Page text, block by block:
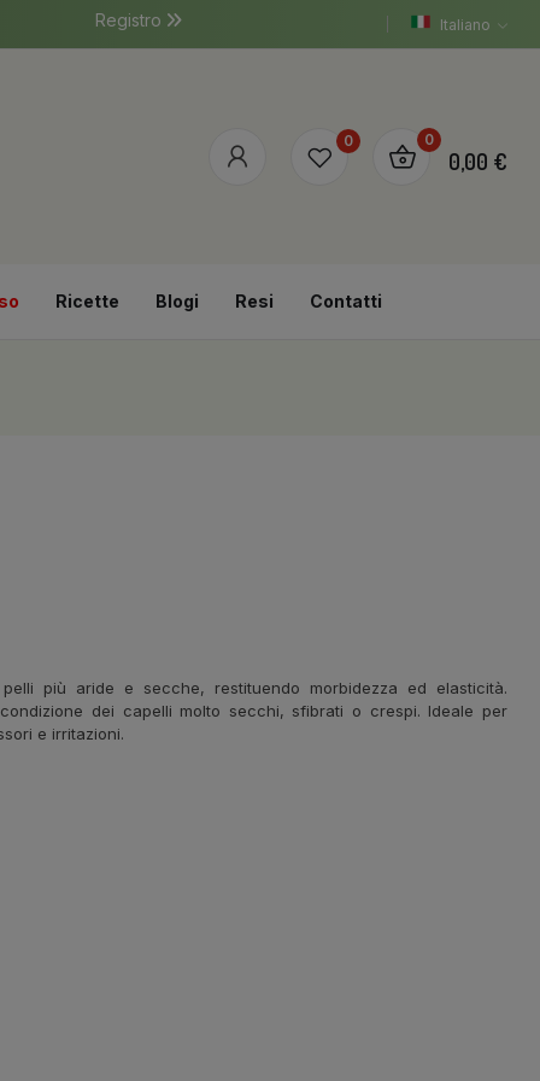
Italiano
Registro
0 0
0,00 €
Ricette Blogi Resi Contatti
più aride e secche, restituendo morbidezza ed elasticità.
dei capelli molto secchi, sfibrati o crespi. Ideale per
e irritazioni.